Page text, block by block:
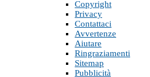
Copyright
Privacy
Contattaci
Avvertenze
Aiutare
Ringraziamenti
Sitemap
Pubblicità